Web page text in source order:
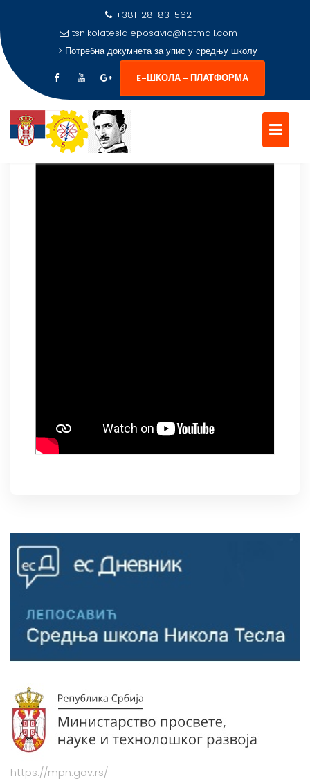
Skip
content
+381-28-83-562
tsnikolateslaleposavic@hotmail.com
-> Потребна докумнета за упис у средњу школу
E-ШКОЛА - ПЛАТФОРМА
https://mpn.gov.rs/